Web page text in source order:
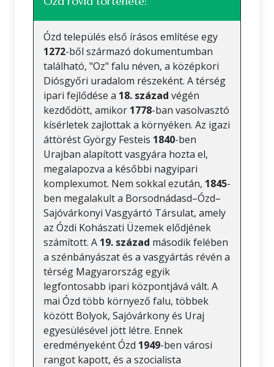
Ózd település első írásos említése egy
1272-ből származó dokumentumban
található, "Oz" falu néven, a középkori
Diósgyőri uradalom részeként. A térség
ipari fejlődése a 18. század végén
kezdődött, amikor 1778-ban vasolvasztó
kísérletek zajlottak a környéken. Az igazi
áttörést György Festeis 1840-ben
Urajban alapított vasgyára hozta el,
megalapozva a későbbi nagyipari
komplexumot. Nem sokkal ezután, 1845-
ben megalakult a Borsodnádasd–Ózd–
Sajóvárkonyi Vasgyártó Társulat, amely
az Ózdi Kohászati Üzemek elődjének
számított. A 19. század második felében
a szénbányászat és a vasgyártás révén a
térség Magyarország egyik
legfontosabb ipari központjává vált. A
mai Ózd több környező falu, többek
között Bolyok, Sajóvárkony és Uraj
egyesülésével jött létre. Ennek
eredményeként Ózd 1949-ben városi
rangot kapott, és a szocialista